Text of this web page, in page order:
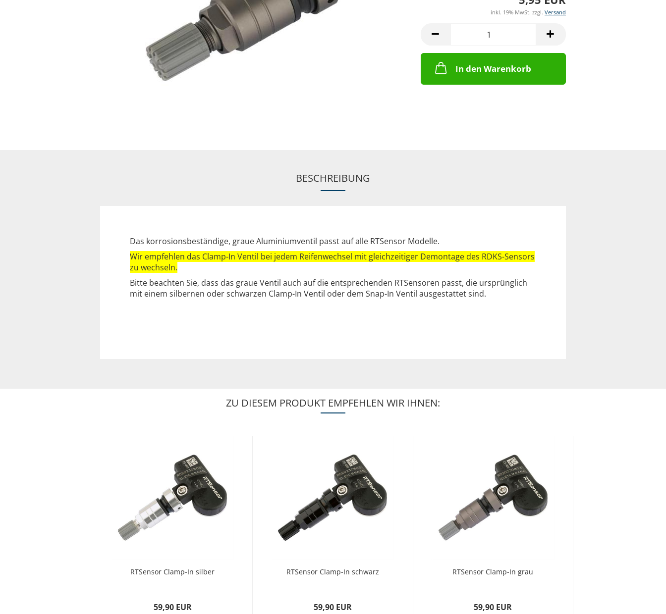
inkl. 19% MwSt. zzgl. Versand
In den Warenkorb
BESCHREIBUNG
Das korrosionsbeständige, graue Aluminiumventil passt auf alle RTSensor Modelle.
Wir empfehlen das Clamp-In Ventil bei jedem Reifenwechsel mit gleichzeitiger Demontage des RDKS-Sensors
zu wechseln.
Bitte beachten Sie, dass das graue Ventil auch auf die entsprechenden RTSensoren passt, die ursprünglich
mit einem silbernen oder schwarzen Clamp-In Ventil oder dem Snap-In Ventil ausgestattet sind.
ZU DIESEM PRODUKT EMPFEHLEN WIR IHNEN:
RTSensor Clamp-In silber
59,90 EUR
RTSensor Clamp-In schwarz
59,90 EUR
RTSensor Clamp-In grau
59,90 EUR